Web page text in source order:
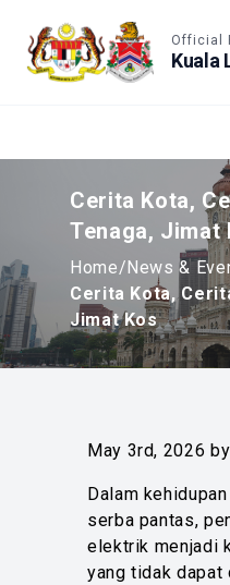
Official
Kuala
Cerita Kota,
Tenaga, Jimat
Home/News &
Cerita Kota,
Jimat Kos
May 3rd, 2026
Dalam
serba pantas,
elektrik menjadi
yang tidak dapat